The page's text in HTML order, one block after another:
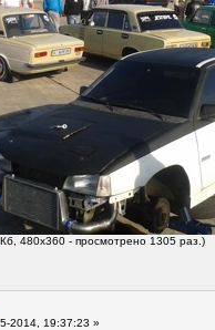
480x360 - просмотрено 1305 раз.)
2014, 19:37:23 »